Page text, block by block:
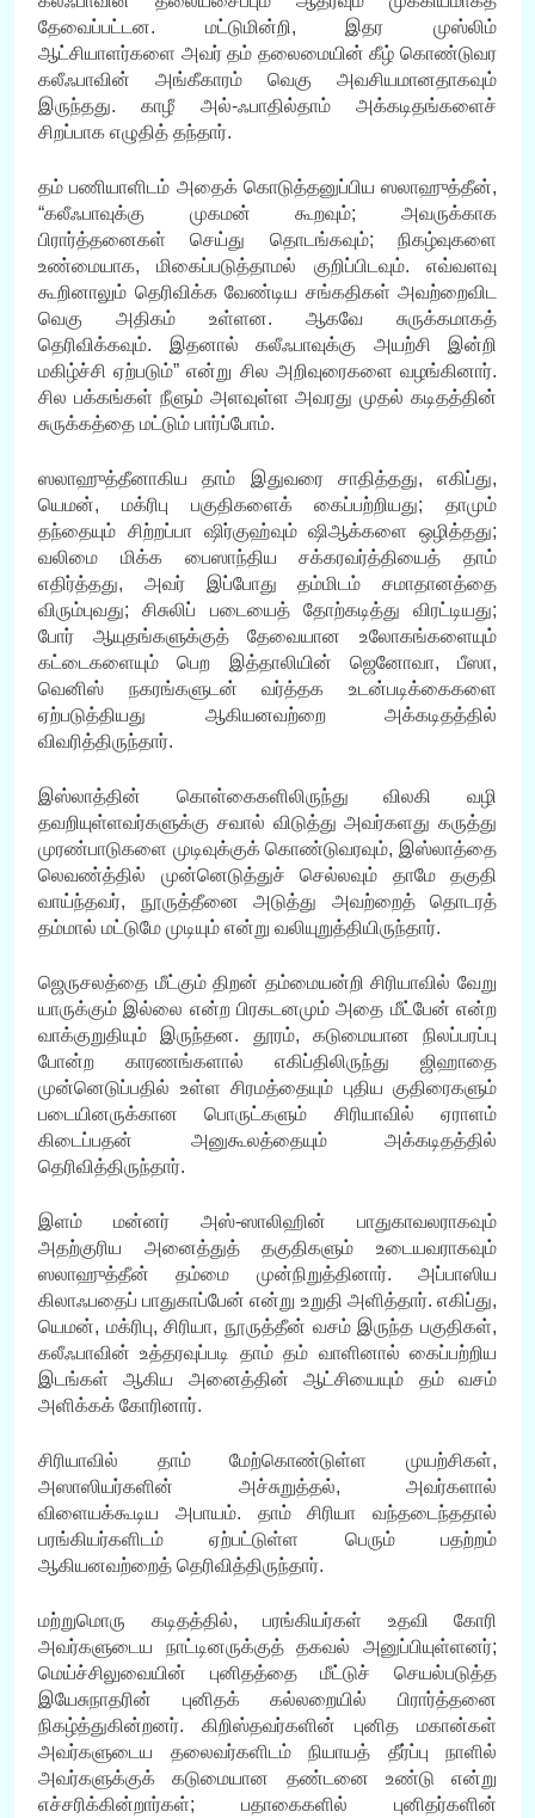
தேவைப்பட்டன. மட்டுமின்றி, இதர முஸ்லிம்
ஆட்சியாளர்களை அவர் தம் தலைமையின் கீழ் கொண்டுவர
கலீஃபாவின் அங்கீகாரம் வெகு அவசியமானதாகவும்
இருந்தது. காழீ அல்-ஃபாதில்தாம் அக்கடிதங்களைச்
சிறப்பாக எழுதித் தந்தார்.
தம் பணியாளிடம் அதைக் கொடுத்தனுப்பிய ஸலாஹுத்தீன்,
“கலீஃபாவுக்கு முகமன் கூறவும்; அவருக்காக
பிரார்த்தனைகள் செய்து தொடங்கவும்; நிகழ்வுகளை
உண்மையாக, மிகைப்படுத்தாமல் குறிப்பிடவும். எவ்வளவு
கூறினாலும் தெரிவிக்க வேண்டிய சங்கதிகள் அவற்றைவிட
வெகு அதிகம் உள்ளன. ஆகவே சுருக்கமாகத்
தெரிவிக்கவும். இதனால் கலீஃபாவுக்கு அயற்சி இன்றி
மகிழ்ச்சி ஏற்படும்” என்று சில அறிவுரைகளை வழங்கினார்.
சில பக்கங்கள் நீளும் அளவுள்ள அவரது முதல் கடிதத்தின்
சுருக்கத்தை மட்டும் பார்ப்போம்.
ஸலாஹுத்தீனாகிய தாம் இதுவரை சாதித்தது, எகிப்து,
யெமன், மக்ரிபு பகுதிகளைக் கைப்பற்றியது; தாமும்
தந்தையும் சிற்றப்பா ஷிர்குஹ்வும் ஷிஆக்களை ஒழித்தது;
வலிமை மிக்க பைஸாந்திய சக்கரவர்த்தியைத் தாம்
எதிர்த்தது, அவர் இப்போது தம்மிடம் சமாதானத்தை
விரும்புவது; சிசுலிப் படையைத் தோற்கடித்து விரட்டியது;
போர் ஆயுதங்களுக்குத் தேவையான உலோகங்களையும்
கட்டைகளையும் பெற இத்தாலியின் ஜெனோவா, பீஸா,
வெனிஸ் நகரங்களுடன் வர்த்தக உடன்படிக்கைகளை
ஏற்படுத்தியது ஆகியனவற்றை அக்கடிதத்தில்
விவரித்திருந்தார்.
இஸ்லாத்தின் கொள்கைகளிலிருந்து விலகி வழி
தவறியுள்ளவர்களுக்கு சவால் விடுத்து அவர்களது கருத்து
முரண்பாடுகளை முடிவுக்குக் கொண்டுவரவும், இஸ்லாத்தை
லெவண்த்தில் முன்னெடுத்துச் செல்லவும் தாமே தகுதி
வாய்ந்தவர், நூருத்தீனை அடுத்து அவற்றைத் தொடரத்
தம்மால் மட்டுமே முடியும் என்று வலியுறுத்தியிருந்தார்.
ஜெருசலத்தை மீட்கும் திறன் தம்மையன்றி சிரியாவில் வேறு
யாருக்கும் இல்லை என்ற பிரகடனமும் அதை மீட்பேன் என்ற
வாக்குறுதியும் இருந்தன. தூரம், கடுமையான நிலப்பரப்பு
போன்ற காரணங்களால் எகிப்திலிருந்து ஜிஹாதை
முன்னெடுப்பதில் உள்ள சிரமத்தையும் புதிய குதிரைகளும்
படையினருக்கான பொருட்களும் சிரியாவில் ஏராளம்
கிடைப்பதன் அனுகூலத்தையும் அக்கடிதத்தில்
தெரிவித்திருந்தார்.
இளம் மன்னர் அஸ்-ஸாலிஹின் பாதுகாவலராகவும்
அதற்குரிய அனைத்துத் தகுதிகளும் உடையவராகவும்
ஸலாஹுத்தீன் தம்மை முன்நிறுத்தினார். அப்பாஸிய
கிலாஃபதைப் பாதுகாப்பேன் என்று உறுதி அளித்தார். எகிப்து,
யெமன், மக்ரிபு, சிரியா, நூருத்தீன் வசம் இருந்த பகுதிகள்,
கலீஃபாவின் உத்தரவுப்படி தாம் தம் வாளினால் கைப்பற்றிய
இடங்கள் ஆகிய அனைத்தின் ஆட்சியையும் தம் வசம்
அளிக்கக் கோரினார்.
சிரியாவில் தாம் மேற்கொண்டுள்ள முயற்சிகள்,
அஸாஸியர்களின் அச்சுறுத்தல், அவர்களால்
விளையக்கூடிய அபாயம். தாம் சிரியா வந்தடைந்ததால்
பரங்கியர்களிடம் ஏற்பட்டுள்ள பெரும் பதற்றம்
ஆகியனவற்றைத் தெரிவித்திருந்தார்.
மற்றுமொரு கடிதத்தில், பரங்கியர்கள் உதவி கோரி
அவர்களுடைய நாட்டினருக்குத் தகவல் அனுப்பியுள்ளனர்;
மெய்ச்சிலுவையின் புனிதத்தை மீட்டுச் செயல்படுத்த
இயேசுநாதரின் புனிதக் கல்லறையில் பிரார்த்தனை
நிகழ்த்துகின்றனர். கிறிஸ்தவர்களின் புனித மகான்கள்
அவர்களுடைய தலைவர்களிடம் நியாயத் தீர்ப்பு நாளில்
அவர்களுக்குக் கடுமையான தண்டனை உண்டு என்று
எச்சரிக்கின்றார்கள்; பதாகைகளில் புனிதர்களின்